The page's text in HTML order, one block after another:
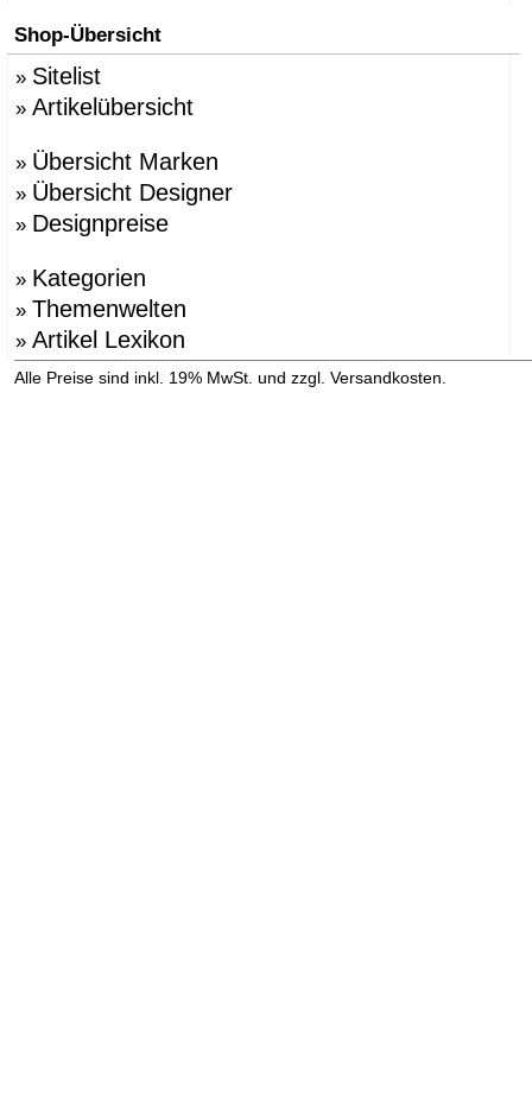
Shop-Übersicht
» Sitelist
» Artikelübersicht
» Übersicht Marken
» Übersicht Designer
» Designpreise
» Kategorien
» Themenwelten
» Artikel Lexikon
Alle Preise sind inkl. 19% MwSt. und zzgl. Versandkosten.